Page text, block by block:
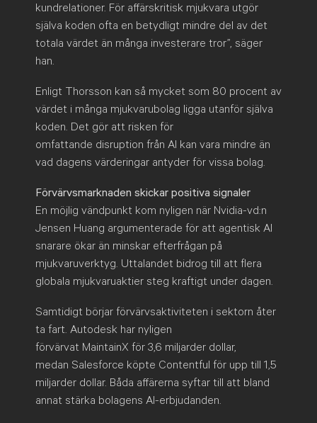
kundrelationer. För affärskritisk mjukvara utgör
själva koden ofta en betydligt mindre del av det
totala värdet än många investerare tror”, säger
han.
Enligt Thorsson kan så mycket som 80 procent av
värdet i många mjukvarubolag ligga utanför själva
koden. Det gör att risken för
omfattande disruption från AI kan vara mindre än
vad dagens värderingar antyder för vissa bolag.
Förvärvsmarknaden skickar positiva signaler
En möjlig vändpunkt kom nyligen när Nvidia-vd:n
Jensen Huang argumenterade för att agentisk AI
snarare ökar än minskar efterfrågan på
mjukvaruverktyg. Uttalandet bidrog till att flera
globala mjukvaruaktier steg kraftigt under dagen.
Samtidigt börjar förvärvsaktiviteten i sektorn åter
ta fart. Autodesk har nyligen
förvärvat MaintainX för 3,6 miljarder dollar,
medan Salesforce köpte Contentful för upp till 1,5
miljarder dollar. Båda affärerna syftar till att bland
annat stärka bolagens AI-erbjudanden.